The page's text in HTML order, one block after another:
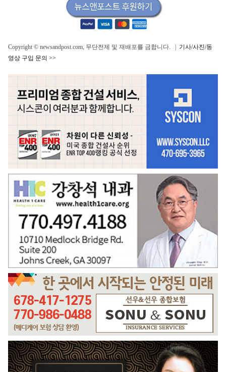
Copyright © newsandpost.com, 무단전제 및 재배포를 금합니다. | 기사/사진/동
영상 구입 문의 >>